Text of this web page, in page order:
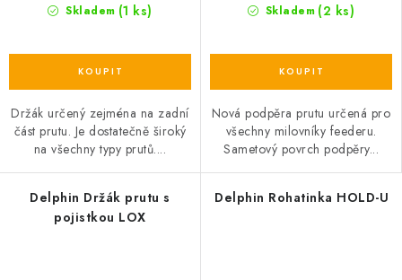
Skladem (1 ks)
Držák určený zejména na zadní
část prutu. Je dostatečně široký
na všechny typy prutů....
Skladem (2 ks)
Nová podpěra prutu určená pro
všechny milovníky feederu.
Sametový povrch podpěry...
Delphin Držák prutu s
pojistkou LOX
Delphin Rohatinka HOLD-U